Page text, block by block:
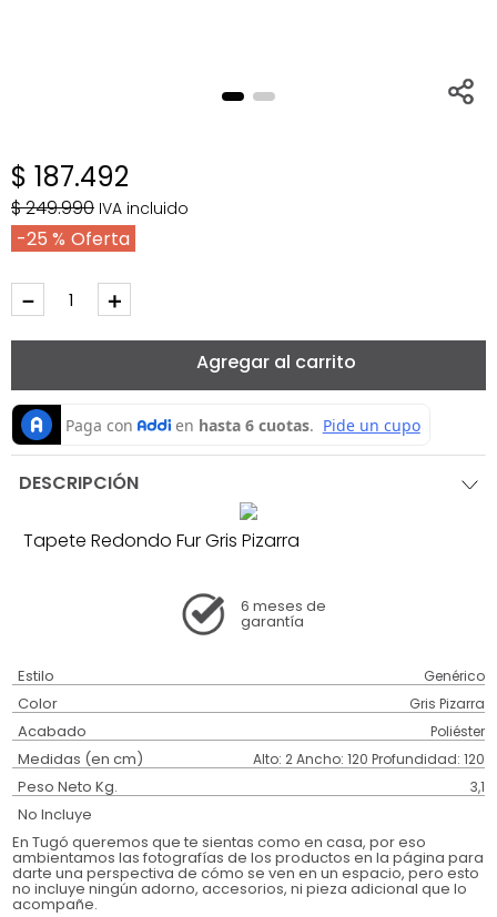
$ 187.492
$249.990 IVA incluido
25 %
＋
－
Agregar al carrito
DESCRIPCIÓN
Tapete Redondo Fur Gris Pizarra
6 meses de
garantía
Estilo Genérico
Color Gris Pizarra
Acabado Poliéster
Medidas (en cm) Alto: 2 Ancho: 120 Profundidad: 120
Peso Neto Kg. 3,1
No Incluye
En Tugó queremos que te sientas como en casa, por eso
ambientamos las fotografías de los productos en la página para
darte una perspectiva de cómo se ven en un espacio, pero esto
no incluye ningún adorno, accesorios, ni pieza adicional que lo
acompañe.